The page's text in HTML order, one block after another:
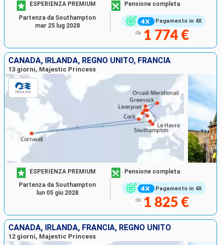
Pagamento in 4X
ESPERIENZA PREMIUM Pensione completa
da 1 774 €
Partenza da Southampton
mar 25 lug 2028
CANADA, IRLANDA, REGNO UNITO, FRANCIA
13 giorni, Majestic Princess
Pagamento in 4X
ESPERIENZA PREMIUM Pensione completa
da 1 825 €
Partenza da Southampton
lun 05 giu 2028
CANADA, IRLANDA, FRANCIA, REGNO UNITO
12 giorni, Majestic Princess